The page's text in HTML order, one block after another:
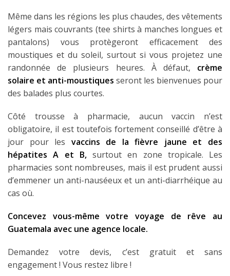
Même dans les régions les plus chaudes, des vêtements
légers mais couvrants (tee shirts à manches longues et
pantalons) vous protègeront efficacement des
moustiques et du soleil, surtout si vous projetez une
randonnée de plusieurs heures. À défaut, crème
solaire et anti-moustiques seront les bienvenues pour
des balades plus courtes.
Côté trousse à pharmacie, aucun vaccin n’est
obligatoire, il est toutefois fortement conseillé d’être à
jour pour les vaccins de la fièvre jaune et des
hépatites A et B,surtout en zone tropicale. Les
pharmacies sont nombreuses, mais il est prudent aussi
d’emmener un anti-nauséeux et un anti-diarrhéique au
cas où.
Concevez vous-même votre voyage de rêve au
Guatemala avec une agence locale.
Demandez votre devis, c’est gratuit et sans
engagement ! Vous restez libre !